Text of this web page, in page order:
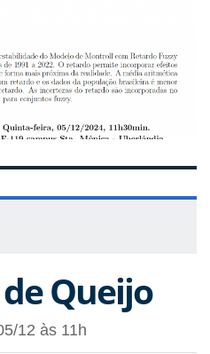
de Queijo
12 às 11h